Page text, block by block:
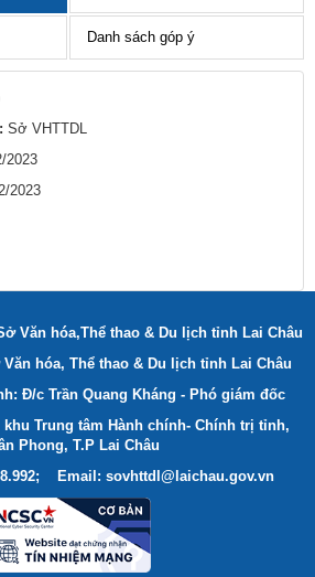
Danh sách góp ý
Sở VHTTDL
2023
2023
Văn hóa,Thể thao & Du lịch tỉnh Lai Châu
hóa, Thể thao & Du lịch tỉnh Lai Châu
Đ/c Trần Quang Kháng - Phó giám đốc
khu Trung tâm Hành chính- Chính trị tỉnh,
Phong, T.P Lai Châu
Email: sovhttdl@laichau.gov.vn